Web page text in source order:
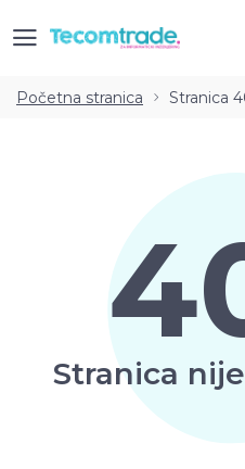
Početna stranica Stranica
Stranica